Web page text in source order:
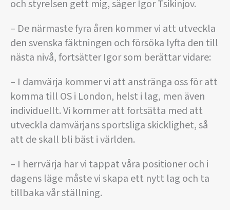
och styrelsen gett mig, säger Igor Tsikinjov.
– De närmaste fyra åren kommer vi att utveckla
den svenska fäktningen och försöka lyfta den till
nästa nivå, fortsätter Igor som berättar vidare:
– I damvärja kommer vi att anstränga oss för att
komma till OS i London, helst i lag, men även
individuellt. Vi kommer att fortsätta med att
utveckla damvärjans sportsliga skicklighet, så
att de skall bli bäst i världen.
– I herrvärja har vi tappat våra positioner och i
dagens läge måste vi skapa ett nytt lag och ta
tillbaka vår ställning.